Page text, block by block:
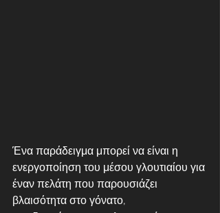
Ένα παράδειγμα μπορεί να είναι η
ενεργοποίηση του μέσου γλουτιαίου για
έναν πελάτη που παρουσιάζει
βλαισότητα στο γόνατο,